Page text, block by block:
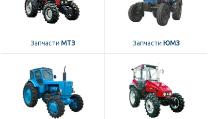
Запчасти МТЗ Запчасти ЮМЗ